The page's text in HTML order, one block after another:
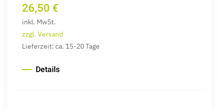
26,50 €
inkl. MwSt.
zzgl. Versand
Lieferzeit: ca. 15-20 Tage
Details